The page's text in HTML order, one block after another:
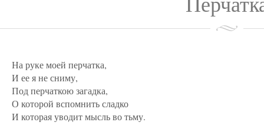
На руке моей перчатка,
И ее я не сниму,
Под перчаткою загадка,
О которой вспомнить сладко
И которая уводит мысль во тьму.